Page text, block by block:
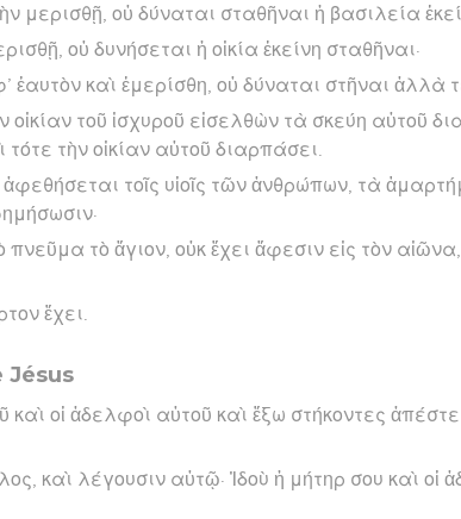
μερισθῇ, οὐ δύναται σταθῆναι ἡ βασιλεία
οὐ δυνήσεται ἡ οἰκία ἐκείνη σταθῆναι·
ἑαυτὸν καὶ ἐμερίσθη, οὐ δύναται στῆναι ἀλλὰ
οἰκίαν τοῦ ἰσχυροῦ εἰσελθὼν τὰ σκεύη αὐτοῦ
τὴν οἰκίαν αὐτοῦ διαρπάσει.
τοῖς υἱοῖς τῶν ἀνθρώπων, τὰ
πνεῦμα τὸ ἅγιον, οὐκ ἔχει ἄφεσιν εἰς τὸν
ἔχει.
Jésus
καὶ οἱ ἀδελφοὶ αὐτοῦ καὶ ἔξω στήκοντες
καὶ λέγουσιν αὐτῷ· Ἰδοὺ ἡ μήτηρ σου καὶ οἱ